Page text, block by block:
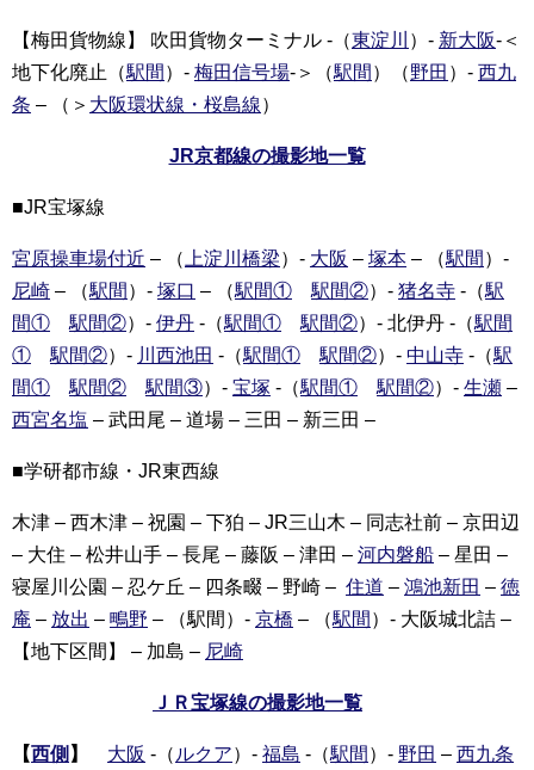
【梅田貨物線】 吹田貨物ターミナル -（東淀川 ）- 新大阪-＜
地下化廃止（駅間 ）- 梅田信号場-＞（駅間 ）（野田 ）- 西九
条 – （＞ 大阪環状線・桜島線）
JR京都線の撮影地一覧
■JR宝塚線
宮原操車場付近 – （ 上淀川橋梁）- 大阪 – 塚本 – （駅間 ）-
尼崎 – （駅間 ）- 塚口 – （駅間① 駅間②）- 猪名寺 -（駅
間①
駅間②）- 伊丹 -（駅間① 駅間②）- 北伊丹 -（駅間
①
駅間②）- 川西池田 -（駅間① 駅間②）- 中山寺 -（駅
間①
駅間② 駅間③）- 宝塚 -（駅間① 駅間②）- 生瀬 –
西宮名塩 – 武田尾 – 道場 – 三田 – 新三田 –
■学研都市線・JR東西線
木津 – 西木津 – 祝園 – 下狛 – JR三山木 – 同志社前 – 京田辺
– 大住 – 松井山手 – 長尾 – 藤阪 – 津田 – 河内磐船 – 星田 –
寝屋川公園 – 忍ケ丘 – 四条畷 – 野崎 – 住道 – 鴻池新田 – 徳
庵 – 放出 – 鴫野 – （駅間）- 京橋 – （駅間 ）- 大阪城北詰 –
【地下区間】 – 加島 – 尼崎
ＪＲ宝塚線の撮影地一覧
【西側 】 大阪 -（ ルクア）- 福島 -（駅間 ）- 野田 – 西九条